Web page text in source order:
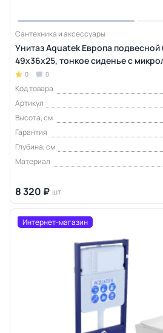
Сантехника и аксессуары
Унитаз Aquatek Европа
49х36х25, тонкое сиденье с
0 0
Код товара
Артикул
Высота, см
Гарантия
Глубина, см
Материал
8 320 ₽ шт
Интернет-магазин